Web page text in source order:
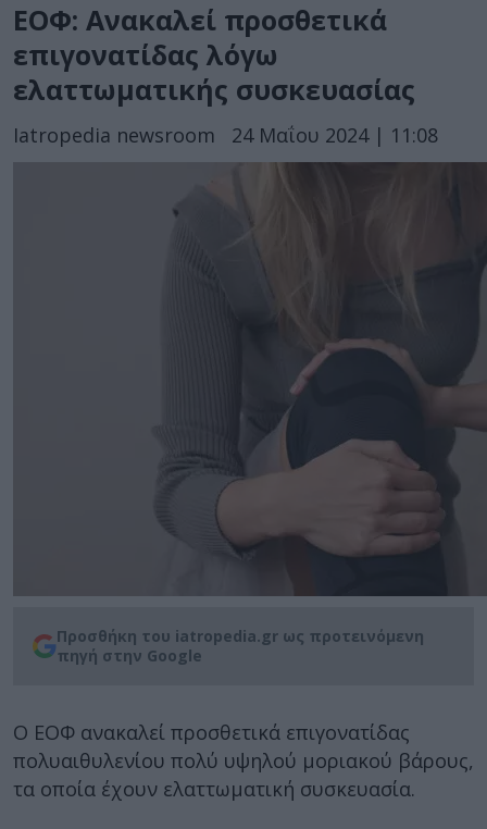
ΕΟΦ: Ανακαλεί προσθετικά
επιγονατίδας λόγω
ελαττωματικής συσκευασίας
Iatropedia newsroom 24 Μαΐου 2024 | 11:08
Προσθήκη του iatropedia.gr ως προτεινόμενη
πηγή στην Google
Ο ΕΟΦ ανακαλεί προσθετικά επιγονατίδας
πολυαιθυλενίου πολύ υψηλού μοριακού βάρους,
τα οποία έχουν ελαττωματική συσκευασία.